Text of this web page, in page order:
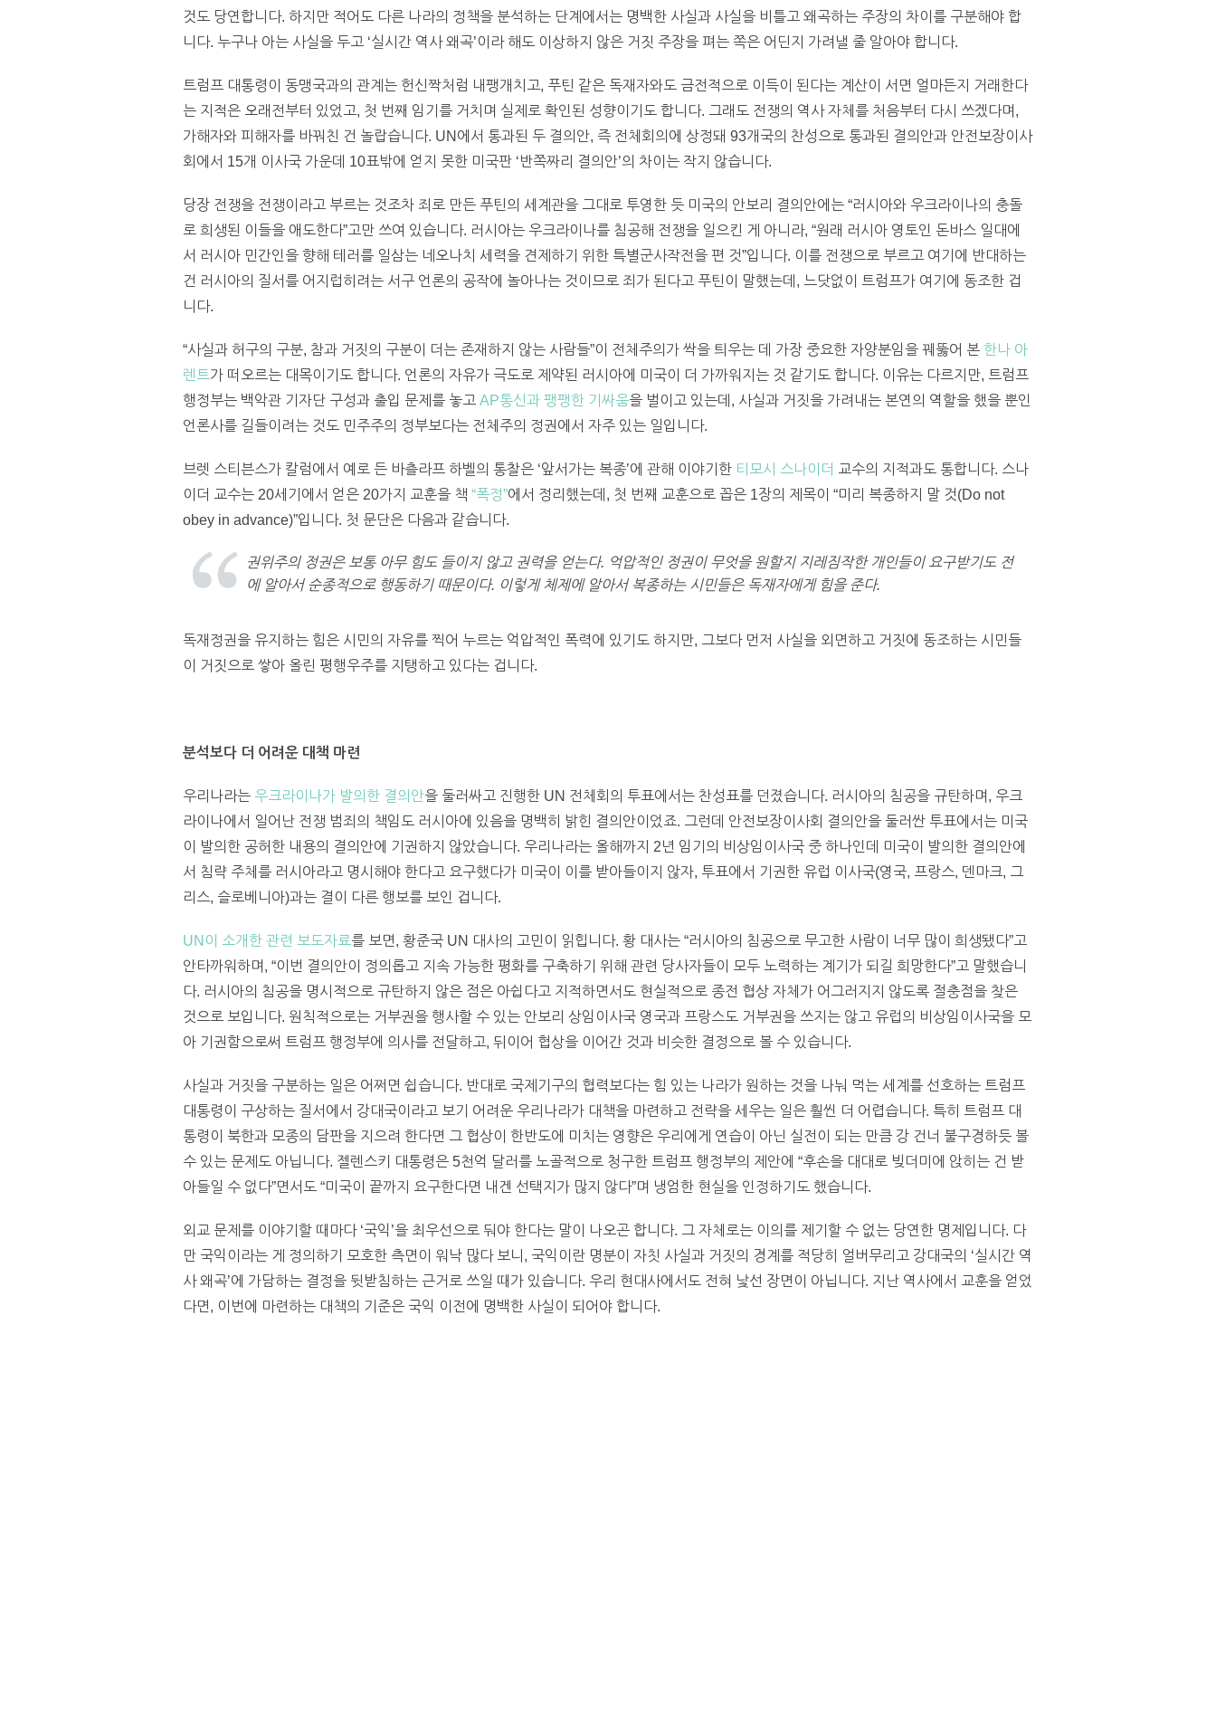
것도 당연합니다. 하지만 적어도 다른 나라의 정책을 분석하는 단계에서는 명백한 사실과 사실을 비틀고 왜곡하는 주장의 차이를 구분해야 합
니다. 누구나 아는 사실을 두고 ‘실시간 역사 왜곡’이라 해도 이상하지 않은 거짓 주장을 펴는 쪽은 어딘지 가려낼 줄 알아야 합니다.
트럼프 대통령이 동맹국과의 관계는 헌신짝처럼 내팽개치고, 푸틴 같은 독재자와도 금전적으로 이득이 된다는 계산이 서면 얼마든지 거래한다
는 지적은 오래전부터 있었고, 첫 번째 임기를 거치며 실제로 확인된 성향이기도 합니다. 그래도 전쟁의 역사 자체를 처음부터 다시 쓰겠다며,
가해자와 피해자를 바꿔친 건 놀랍습니다. UN에서 통과된 두 결의안, 즉 전체회의에 상정돼 93개국의 찬성으로 통과된 결의안과 안전보장이사
회에서 15개 이사국 가운데 10표밖에 얻지 못한 미국판 ‘반쪽짜리 결의안’의 차이는 작지 않습니다.
당장 전쟁을 전쟁이라고 부르는 것조차 죄로 만든 푸틴의 세계관을 그대로 투영한 듯 미국의 안보리 결의안에는 “러시아와 우크라이나의 충돌
로 희생된 이들을 애도한다”고만 쓰여 있습니다. 러시아는 우크라이나를 침공해 전쟁을 일으킨 게 아니라, “원래 러시아 영토인 돈바스 일대에
서 러시아 민간인을 향해 테러를 일삼는 네오나치 세력을 견제하기 위한 특별군사작전을 편 것”입니다. 이를 전쟁으로 부르고 여기에 반대하는
건 러시아의 질서를 어지럽히려는 서구 언론의 공작에 놀아나는 것이므로 죄가 된다고 푸틴이 말했는데, 느닷없이 트럼프가 여기에 동조한 겁
니다.
“사실과 허구의 구분, 참과 거짓의 구분이 더는 존재하지 않는 사람들”이 전체주의가 싹을 틔우는 데 가장 중요한 자양분임을 꿰뚫어 본 한나 아
렌트가 떠오르는 대목이기도 합니다. 언론의 자유가 극도로 제약된 러시아에 미국이 더 가까워지는 것 같기도 합니다. 이유는 다르지만, 트럼프
행정부는 백악관 기자단 구성과 출입 문제를 놓고 AP통신과 팽팽한 기싸움을 벌이고 있는데, 사실과 거짓을 가려내는 본연의 역할을 했을 뿐인
언론사를 길들이려는 것도 민주주의 정부보다는 전체주의 정권에서 자주 있는 일입니다.
브렛 스티븐스가 칼럼에서 예로 든 바츨라프 하벨의 통찰은 ‘앞서가는 복종’에 관해 이야기한 티모시 스나이더 교수의 지적과도 통합니다. 스나
이더 교수는 20세기에서 얻은 20가지 교훈을 책 “폭정”에서 정리했는데, 첫 번째 교훈으로 꼽은 1장의 제목이 “미리 복종하지 말 것(Do not
obey in advance)”입니다. 첫 문단은 다음과 같습니다.
권위주의 정권은 보통 아무 힘도 들이지 않고 권력을 얻는다. 억압적인 정권이 무엇을 원할지 지레짐작한 개인들이 요구받기도 전
에 알아서 순종적으로 행동하기 때문이다. 이렇게 체제에 알아서 복종하는 시민들은 독재자에게 힘을 준다.
독재정권을 유지하는 힘은 시민의 자유를 찍어 누르는 억압적인 폭력에 있기도 하지만, 그보다 먼저 사실을 외면하고 거짓에 동조하는 시민들
이 거짓으로 쌓아 올린 평행우주를 지탱하고 있다는 겁니다.
분석보다 더 어려운 대책 마련
우리나라는 우크라이나가 발의한 결의안을 둘러싸고 진행한 UN 전체회의 투표에서는 찬성표를 던졌습니다. 러시아의 침공을 규탄하며, 우크
라이나에서 일어난 전쟁 범죄의 책임도 러시아에 있음을 명백히 밝힌 결의안이었죠. 그런데 안전보장이사회 결의안을 둘러싼 투표에서는 미국
이 발의한 공허한 내용의 결의안에 기권하지 않았습니다. 우리나라는 올해까지 2년 임기의 비상임이사국 중 하나인데 미국이 발의한 결의안에
서 침략 주체를 러시아라고 명시해야 한다고 요구했다가 미국이 이를 받아들이지 않자, 투표에서 기권한 유럽 이사국(영국, 프랑스, 덴마크, 그
리스, 슬로베니아)과는 결이 다른 행보를 보인 겁니다.
UN이 소개한 관련 보도자료를 보면, 황준국 UN 대사의 고민이 읽힙니다. 황 대사는 “러시아의 침공으로 무고한 사람이 너무 많이 희생됐다”고
안타까워하며, “이번 결의안이 정의롭고 지속 가능한 평화를 구축하기 위해 관련 당사자들이 모두 노력하는 계기가 되길 희망한다”고 말했습니
다. 러시아의 침공을 명시적으로 규탄하지 않은 점은 아쉽다고 지적하면서도 현실적으로 종전 협상 자체가 어그러지지 않도록 절충점을 찾은
것으로 보입니다. 원칙적으로는 거부권을 행사할 수 있는 안보리 상임이사국 영국과 프랑스도 거부권을 쓰지는 않고 유럽의 비상임이사국을 모
아 기권함으로써 트럼프 행정부에 의사를 전달하고, 뒤이어 협상을 이어간 것과 비슷한 결정으로 볼 수 있습니다.
사실과 거짓을 구분하는 일은 어쩌면 쉽습니다. 반대로 국제기구의 협력보다는 힘 있는 나라가 원하는 것을 나눠 먹는 세계를 선호하는 트럼프
대통령이 구상하는 질서에서 강대국이라고 보기 어려운 우리나라가 대책을 마련하고 전략을 세우는 일은 훨씬 더 어렵습니다. 특히 트럼프 대
통령이 북한과 모종의 담판을 지으려 한다면 그 협상이 한반도에 미치는 영향은 우리에게 연습이 아닌 실전이 되는 만큼 강 건너 불구경하듯 볼
수 있는 문제도 아닙니다. 젤렌스키 대통령은 5천억 달러를 노골적으로 청구한 트럼프 행정부의 제안에 “후손을 대대로 빚더미에 앉히는 건 받
아들일 수 없다”면서도 “미국이 끝까지 요구한다면 내겐 선택지가 많지 않다”며 냉엄한 현실을 인정하기도 했습니다.
외교 문제를 이야기할 때마다 ‘국익’을 최우선으로 둬야 한다는 말이 나오곤 합니다. 그 자체로는 이의를 제기할 수 없는 당연한 명제입니다. 다
만 국익이라는 게 정의하기 모호한 측면이 워낙 많다 보니, 국익이란 명분이 자칫 사실과 거짓의 경계를 적당히 얼버무리고 강대국의 ‘실시간 역
사 왜곡’에 가담하는 결정을 뒷받침하는 근거로 쓰일 때가 있습니다. 우리 현대사에서도 전혀 낯선 장면이 아닙니다. 지난 역사에서 교훈을 얻었
다면, 이번에 마련하는 대책의 기준은 국익 이전에 명백한 사실이 되어야 합니다.